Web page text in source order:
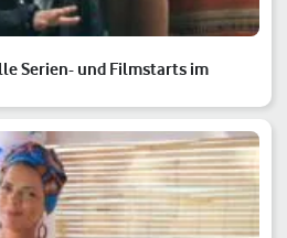
Serien- und Filmstarts im